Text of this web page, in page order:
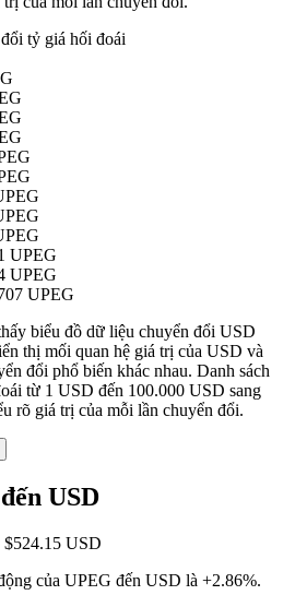
tỷ giá hối đoái
UPEG
UPEG
UPEG
biểu đồ dữ liệu chuyển đổi USD
thị mối quan hệ giá trị của USD và
đổi phổ biến khác nhau. Danh sách
từ 1 USD đến 100.000 USD sang
rõ giá trị của mỗi lần chuyển đổi.
USD
USD
của UPEG đến USD là +2.86%.